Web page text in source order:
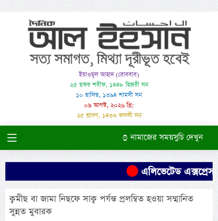
ইয়াওমুল আহাদ (রোববার)
২৫ ছফর শরীফ, ১৪৪৮ হিজরী সন
১০ ছালিছ, ১৩৯৪ শামসী সন
০৯ আগস্ট, ২০২৬ খ্রি:
২৫ শ্রাবণ, ১৪৩৩ ফসলী সন
নামাজের সময়সুচি দেখুন
এলিভেটেড
ক্বমীছ বা জামা নিছফে সাক্ব পর্যন্ত প্রলম্বিত হওয়া সম্মানিত
সুন্নত মুবারক